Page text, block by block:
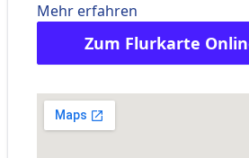
Mehr erfahren
Zum Flurkarte